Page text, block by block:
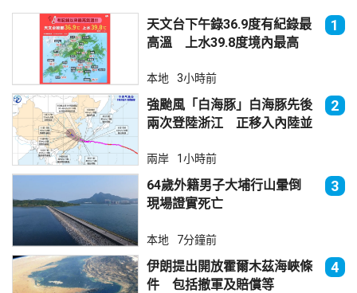
天文台下午錄36.9度有紀錄最
高溫 上水39.8度境內最高
1
本地 3小時前
強颱風「白海豚」白海豚先後
兩次登陸浙江 正移入內陸並
2
兩岸 1小時前
64歲外籍男子大埔行山暈倒
現場證實死亡
3
本地 7分鐘前
伊朗提出開放霍爾木茲海峽條
件 包括撤軍及賠償等
4